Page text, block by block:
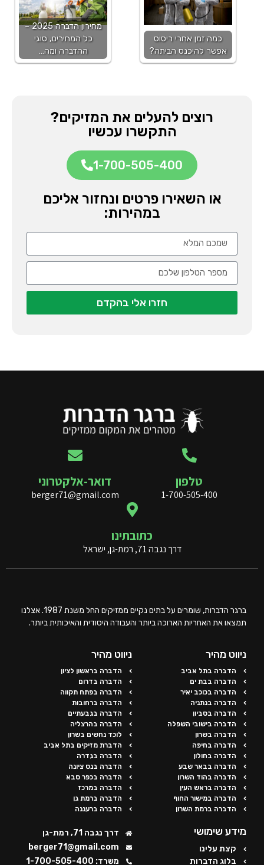
כמה זמן אחרי ריסוס
אפשר להיכנס הביתה?
מחירון הדברה 2025 –
כל המחירים, סוגי
ההדברה ומה…
רוצים להעלים את המזיקים?
התקשרו עכשיו
1-700-505-400
או השאירו פרטים ונחזור אליכם
במהירות:
חזרו אלי בהקדם
טלפון
1-700-505-400
דואר-אלקטרוני
berger71@gmail.com
כתובתינו
דרך נגבה 71, רמת-גן, ישראל
ברגר הדברות, שומרים על בתים נקיים ממזיקים החל משנת 1987. אצלנו
תמצאו את האחריות הארוכה ביותר והעבודה היסודית והאיכותית ביותר.
ניווט מהיר
הדברה בתל אביב
הדברה בבת ים
הדברה בכוכב יאיר
הדברה בנתניה
הדברה בסביון
הדברה בישובי השפלה
הדברה בשרון
הדברה בחיפה
הדברה בחולון
הדברה בבאר שבע
הדברה בהוד השרון
הדברה בראש העין
הדברה במישור החוף
הדברה ברמת השרון
ניווט מהיר
הדברה בראשון לציון
הדברה בדרום
הדברה בפתח תקווה
הדברה ברחובות
הדברה בגבעתיים
הדברה בהרצליה
לוכד נחשים בשרון
הדברת מזיקים בתל אביב
הדברה בגדרה
הדברה בנס ציונה
הדברה בכפר סבא
הדברה במרכז
הדברה ברמת גן
הדברה ברעננה
מידע שימושי
קצת עלינו
בלוג הדברות
דרך נגבה 71, רמת-גן
berger71@gmail.com
משרד: 1-700-505-400